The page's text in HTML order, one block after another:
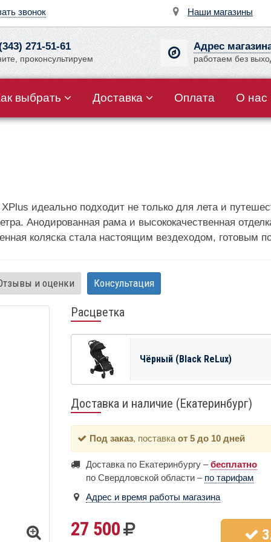
звонок Наши магазины
271-51-61
проконсультируем
Адрес
работаем без
выбрать Доставка Оплата О нас
идеально подходит не только для лета и
Анодированная рама и высококачественная
коляска стала настоящим вездеходом, готовым
и оценки Консультация
Расцветка
Чёрный (Black ReLux)
Доставка и наличие (Екатеринбург)
Под заказ, поставка от 5 до 10 дней
Доставка по Екатеринбургу –бесплатно
по Свердловской области – по тарифам
Адрес и время работы магазина
27 500